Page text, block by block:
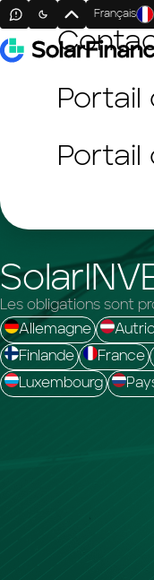
Portail
Portail
Français
Les obligations sont
Allemagne
Finlande
France
Luxembourg